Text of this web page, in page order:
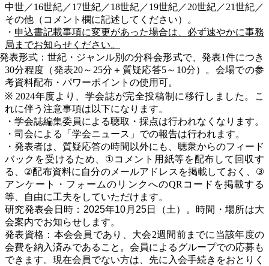
中世／16世紀／17世紀／18世紀／19世紀／20世紀／21世紀／
その他（コメント欄に記述してください）。
・ 申込書記載事項に変更があった場合は、必ず速やかに事務
局までお知らせください。
表形式：世紀・ジャンル別の分科会形式で、発表1件につき
30分程度（発表20～ 25分＋質疑応答5～ 10分）。会場での参
考資料配布・パワーポイントの使用可。
※ 2024年度より、学会誌が完全投稿制に移行しました。こ
れに伴う注意事項は以下になります。
・学会誌編集委員による聴取・採点は行われなくなります。
・司会による「学会ニュース」での報告は行われます。
・発表者は、質疑応答の時間以外にも、聴衆からのフィード
バックを受けるため、 ①コメント用紙等を配布して回収す
る、 ②配布資料に自分のメールアドレスを掲載しておく、 ③
アンケート・フォームのリンクへのQR コードを掲載する
等、自由に工夫をしていただけます。
研究発表会日時：2025年10月25日
（土）。時間・場所は大
会案内でお知らせします。
発表資格：本会会員であり、大会2週間前までに当該年度の
会費を納入済みであること。会員によるグループでの応募も
できます。現在会員でない方は、先に入会手続きをおとりく